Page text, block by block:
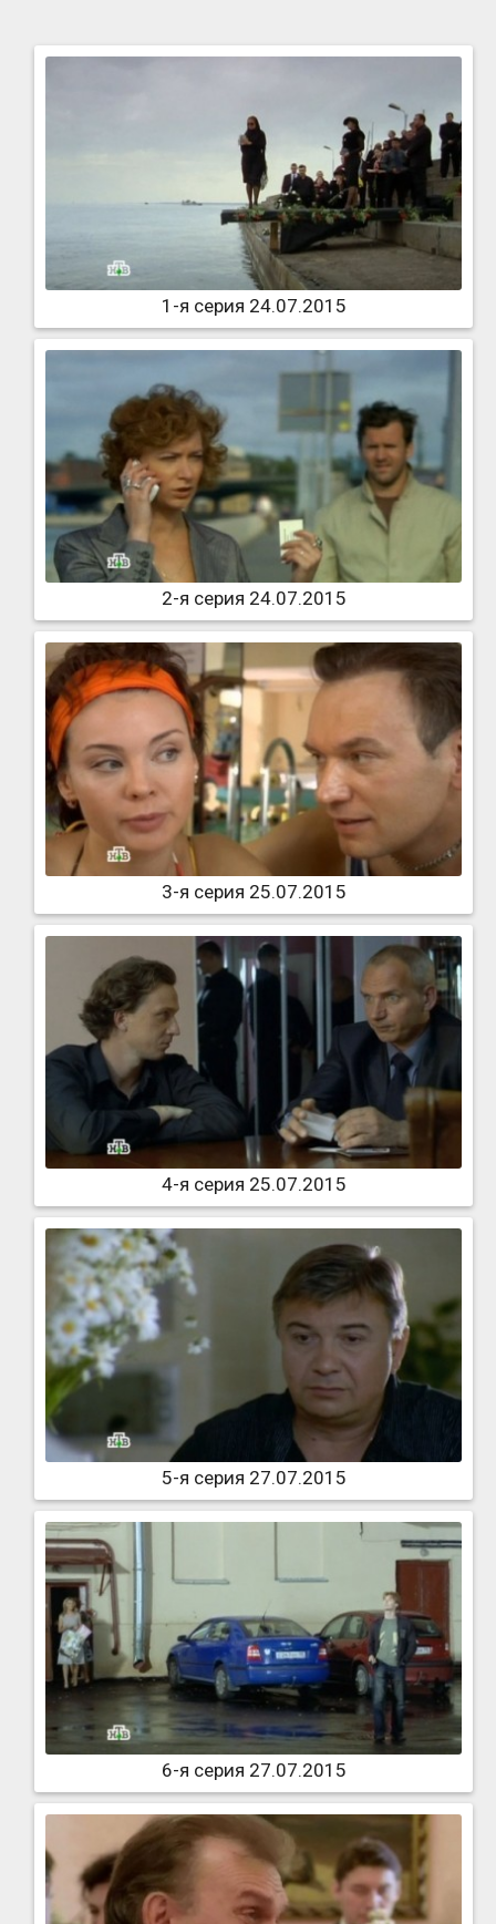
1-я серия 24.07.2015
2-я серия 24.07.2015
3-я серия 25.07.2015
4-я серия 25.07.2015
5-я серия 27.07.2015
6-я серия 27.07.2015